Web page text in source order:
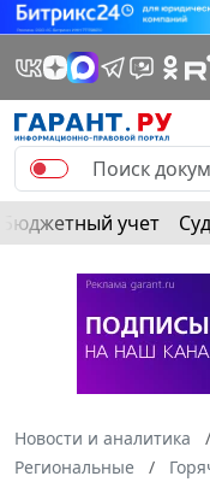
Бюджетный учет
Новости и аналитика
Региональные